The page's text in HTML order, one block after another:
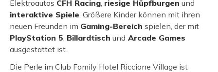
Elektroautos CFH Racing, riesige Hüpfburgen und
interaktive Spiele. Größere Kinder können mit ihren
neuen Freunden im Gaming-Bereich spielen, der mit
PlayStation 5, Billardtisch und Arcade Games
ausgestattet ist.
Die Perle im Club Family Hotel Riccione Village ist